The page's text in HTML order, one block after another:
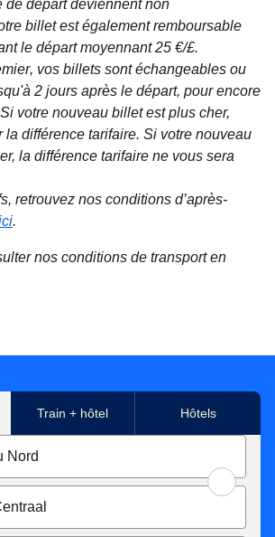
de départ deviennent non
billet est également remboursable
le départ moyennant 25 €/£.
, vos billets sont échangeables ou
2 jours après le départ, pour encore
votre nouveau billet est plus cher,
la différence tarifaire. Si votre nouveau
la différence tarifaire ne vous sera
retrouvez nos conditions d’après-
.
nos conditions de transport en
Train + hôtel Hôtels